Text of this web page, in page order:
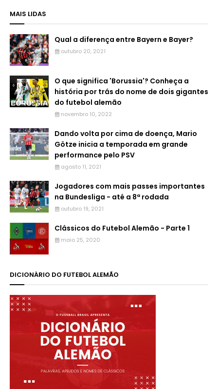
MAIS LIDAS
Qual a diferença entre Bayern e Bayer?
outubro 20, 2021
O que significa 'Borussia'? Conheça a
história por trás do nome de dois gigantes
do futebol alemão
novembro 10, 2022
Dando volta por cima de doença, Mario
Götze inicia a temporada em grande
performance pelo PSV
agosto 11, 2021
Jogadores com mais passes importantes
na Bundesliga - até a 8ª rodada
outubro 19, 2021
Clássicos do Futebol Alemão - Parte 1
maio 25, 2020
DICIONÁRIO DO FUTEBOL ALEMÃO